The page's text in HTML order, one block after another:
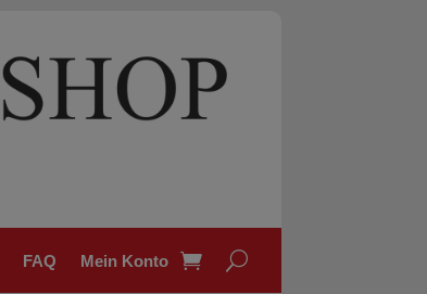
FAQ Mein Konto